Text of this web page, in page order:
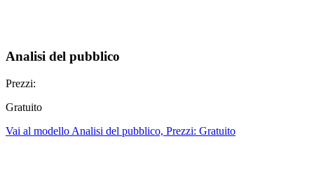
Analisi del pubblico
Prezzi:
Gratuito
Vai al modello Analisi del pubblico, Prezzi: Gratuito